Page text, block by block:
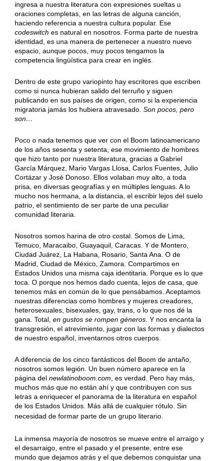
ingresa a nuestra literatura con expresiones sueltas u
oraciones completas, en las letras de alguna canción,
haciendo referencia a nuestra cultura popular. Ese
codeswitch es natural en nosotros. Forma parte de nuestra
identidad, es una manera de pertenecer a nuestro nuevo
espacio, aunque pocos, muy pocos tengamos la
competencia lingüística para crear en inglés.
Dentro de este grupo variopinto hay escritores que escriben
como si nunca hubieran salido del terruño y siguen
publicando en sus países de origen, como si la experiencia
migratoria jamás los hubiera atravesado. Son pocos, pero
son…
Poco o nada tenemos que ver con el Boom latinoamericano
de los años sesenta y setenta, ese movimiento de hombres
que hizo tanto por nuestra literatura, gracias a Gabriel
García Márquez, Mario Vargas Llosa, Carlos Fuentes, Julio
Cortázar y José Donoso. Ellos volaban muy alto, a toda
prisa, en diversas geografías y en múltiples lenguas. A lo
mucho nos hermana, a la distancia, el escribir lejos del suelo
patrio, el sentimiento de ser parte de una peculiar
comunidad literaria.
Nosotros somos harina de otro costal. Somos de Lima,
Temuco, Maracaibo, Guayaquil, Caracas. Y de Montero,
Ciudad Juárez, La Habana, Rosario, Santa Ana. O de
Madrid, Ciudad de México, Zamora. Compartimos en
Estados Unidos una misma caja identitaria. Porque es lo que
toca. O porque nos hemos dado cuenta, lejos de casa, que
tenemos más en común de lo que pensábamos. Aceptamos
nuestras diferencias como hombres y mujeres creadores,
heterosexuales, bisexuales, gay, trans, o lo que nos dé la
gana. Total, en gustos se rompen géneros. Y nos encanta la
transgresión, el atrevimiento, jugar con las formas y dialectos
de nuestro español, inventarnos otros cuerpos.
A diferencia de los cinco fantásticos del Boom de antaño,
nosotros somos legión. Un buen número aparece en la
página del newlatinoboom.com , es verdad. Pero hay más,
muchos más que no están ahí y que contribuyen con sus
letras a enriquecer el panorama de la literatura en español
de los Estados Unidos. Más allá de cualquier rótulo. Sin
necesidad de formar parte de un grupo literario.
La inmensa mayoría de nosotros se mueve entre el arraigo y
el desarraigo, entre el pasado y el presente, entre ese
mundo que dejamos atrás y el que debemos conquistar una